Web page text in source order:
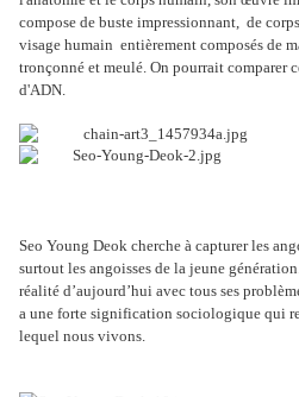
compose de buste impressionnant, de
visage humain entièrement composés de
tronçonné et meulé. On pourrait comparer
d'ADN.
Seo Young Deok cherche à capturer les
surtout les angoisses de la jeune
réalité d’aujourd’hui avec tous ses
a une forte signification sociologique qui
lequel nous vivons.